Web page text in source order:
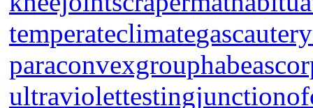
temperateclimategascautery
paraconvexgroup
ultraviolettesting